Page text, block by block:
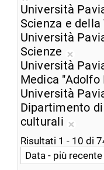
Rimuovi
dalla
ricerca
corrente
Università
Scienza e della
Università
Scienze
dalla
Università
Medica "Adolfo
Università
Dipartimento
culturali
dalla
Risultati 1 - 10 di